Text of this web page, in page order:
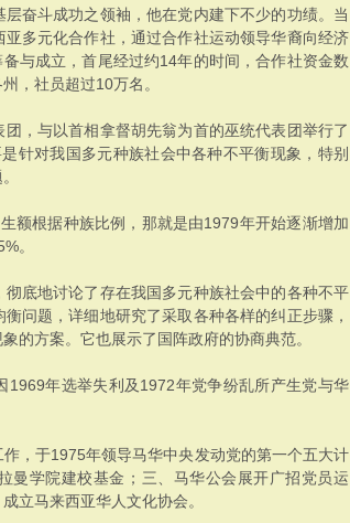
奋斗成功之领袖，他在党内建下不少的功绩。当
多元化合作社，通过合作社运动领导华裔向经济
与成立，首尾经过约14年的时间，合作社资金数
，社员超过10万名。
，与以首相拿督胡先翁为首的巫统代表团举行了
针对我国多元种族社会中各种不平衡现象，特别
额根据种族比例，那就是由1979年开始逐渐增加
。
底地讨论了存在我国多元种族社会中的各种不平
问题，详细地研究了采取各种各样的纠正步骤，
的方案。它也展示了国阵政府的协商典范。
1969年选举失利及1972年党争纷乱所产生党与华
，于1975年领导马华中央发动党的第一个五大计
曼学院建校基金；三、马华公会展开广招党员运
立马来西亚华人文化协会。